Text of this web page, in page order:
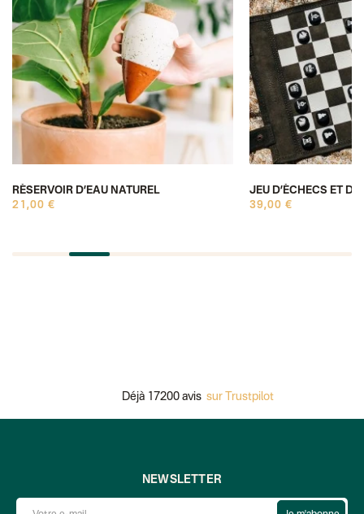
RÉSERVOIR D’EAU NATUREL
21,00 €
JEU D’ÉCHECS ET
39,00 €
Déjà 17200 avis sur Trustpilot
NEWSLETTER